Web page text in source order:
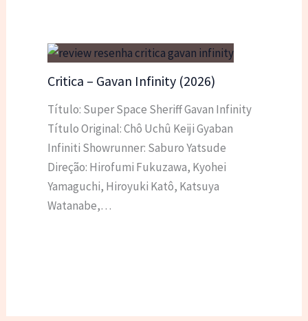
Critica – Gavan Infinity (2026)
Título: Super Space Sheriff Gavan Infinity
Título Original: Chô Uchû Keiji Gyaban
Infiniti Showrunner: Saburo Yatsude
Direção: Hirofumi Fukuzawa, Kyohei
Yamaguchi, Hiroyuki Katô, Katsuya
Watanabe,…